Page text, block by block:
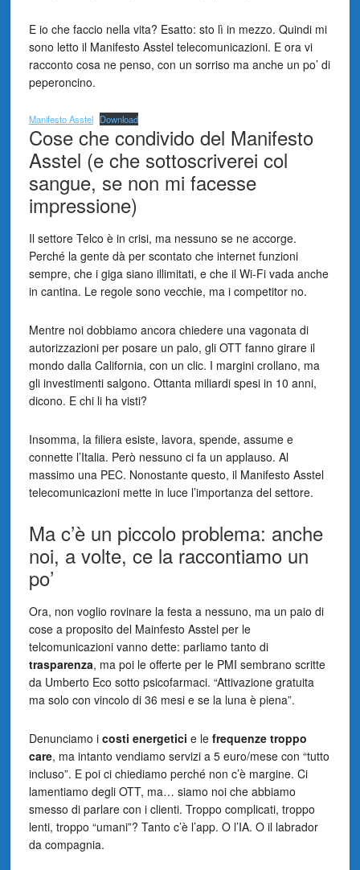
E io che faccio nella vita? Esatto: sto lì in mezzo. Quindi mi
sono letto il Manifesto Asstel telecomunicazioni. E ora vi
racconto cosa ne penso, con un sorriso ma anche un po’ di
peperoncino.
Manifesto Asstel Download
Cose che condivido del Manifesto
Asstel (e che sottoscriverei col
sangue, se non mi facesse
impressione)
Il settore Telco è in crisi, ma nessuno se ne accorge.
Perché la gente dà per scontato che internet funzioni
sempre, che i giga siano illimitati, e che il Wi-Fi vada anche
in cantina. Le regole sono vecchie, ma i competitor no.
Mentre noi dobbiamo ancora chiedere una vagonata di
autorizzazioni per posare un palo, gli OTT fanno girare il
mondo dalla California, con un clic. I margini crollano, ma
gli investimenti salgono. Ottanta miliardi spesi in 10 anni,
dicono. E chi li ha visti?
Insomma, la filiera esiste, lavora, spende, assume e
connette l’Italia. Però nessuno ci fa un applauso. Al
massimo una PEC. Nonostante questo, il Manifesto Asstel
telecomunicazioni mette in luce l’importanza del settore.
Ma c’è un piccolo problema: anche
noi, a volte, ce la raccontiamo un
po’
Ora, non voglio rovinare la festa a nessuno, ma un paio di
cose a proposito del Mainfesto Asstel per le
telcomunicazioni vanno dette: parliamo tanto di
trasparenza, ma poi le offerte per le PMI sembrano scritte
da Umberto Eco sotto psicofarmaci. “Attivazione gratuita
ma solo con vincolo di 36 mesi e se la luna è piena”.
Denunciamo i costi energetici e le frequenze troppo
care, ma intanto vendiamo servizi a 5 euro/mese con “tutto
incluso”. E poi ci chiediamo perché non c’è margine. Ci
lamentiamo degli OTT, ma… siamo noi che abbiamo
smesso di parlare con i clienti. Troppo complicati, troppo
lenti, troppo “umani”? Tanto c’è l’app. O l’IA. O il labrador
da compagnia.